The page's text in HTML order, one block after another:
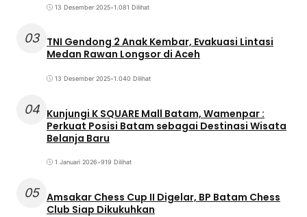
13 Desember 2025•1.081 Dilihat
03 TNI Gendong 2 Anak Kembar, Evakuasi Lintasi
Medan Rawan Longsor di Aceh
13 Desember 2025•1.040 Dilihat
04 Kunjungi K SQUARE Mall Batam, Wamenpar :
Perkuat Posisi Batam sebagai Destinasi Wisata
Belanja Baru
1 Januari 2026•919 Dilihat
05 Amsakar Chess Cup II Digelar, BP Batam Chess
Club Siap Dikukuhkan